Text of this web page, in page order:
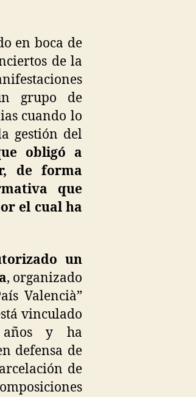
en boca de
de la
grupo de
cuando lo
gestión del
obligó a
de forma
que
el cual ha
un
, organizado
Valencià”
vinculado
años y ha
defensa de
de